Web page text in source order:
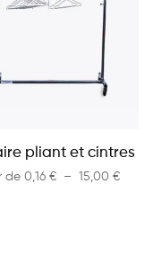
pliant et cintres
de 0,16 € – 15,00 €